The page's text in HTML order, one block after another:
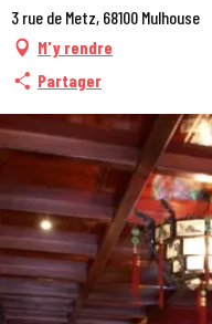
3 rue de Metz, 68100 Mulhouse
M'y rendre
Partager